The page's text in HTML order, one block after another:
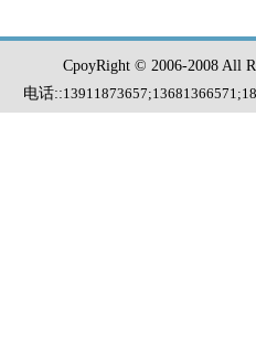
CpoyRight © 2006-2008 All
电话::13911873657;13681366571;